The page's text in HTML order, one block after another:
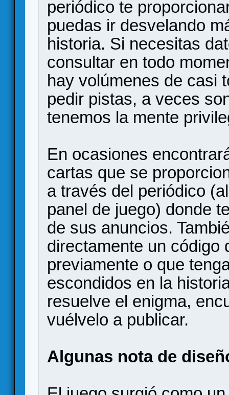
periódico te
puedas ir desvelando
historia. Si necesitas
consultar en todo
hay volúmenes de casi
pedir pistas, a veces
tenemos la mente
En ocasiones
cartas que se
a través del periódico
panel de juego) donde
de sus anuncios.
directamente un código
previamente o que
escondidos en la
resuelve el enigma,
vuélvelo a publicar.
Algunas nota de